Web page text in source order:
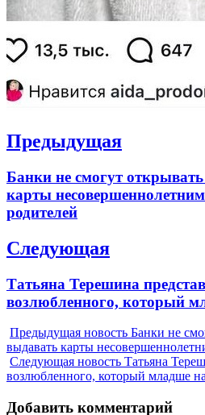
Навигация
записям
Предыдущая
Previous
Банки не смогут
карты несовершеннолетним
родителей
Следующая
Next
Татьяна Терешина
возлюбленного, который
Предыдущая новость Банки не
выдавать карты
Следующая новость Татьяна
возлюбленного, который младше
Добавить комментарий